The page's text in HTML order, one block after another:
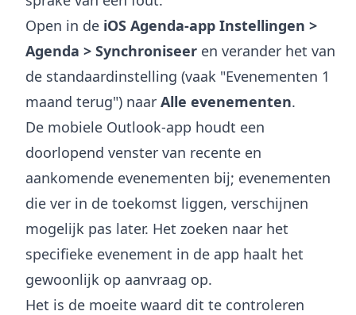
Open in de iOS Agenda-app Instellingen >
Agenda > Synchroniseer en verander het van
de standaardinstelling (vaak "Evenementen 1
maand terug") naar Alle evenementen.
De mobiele Outlook-app houdt een
doorlopend venster van recente en
aankomende evenementen bij; evenementen
die ver in de toekomst liggen, verschijnen
mogelijk pas later. Het zoeken naar het
specifieke evenement in de app haalt het
gewoonlijk op aanvraag op.
Het is de moeite waard dit te controleren